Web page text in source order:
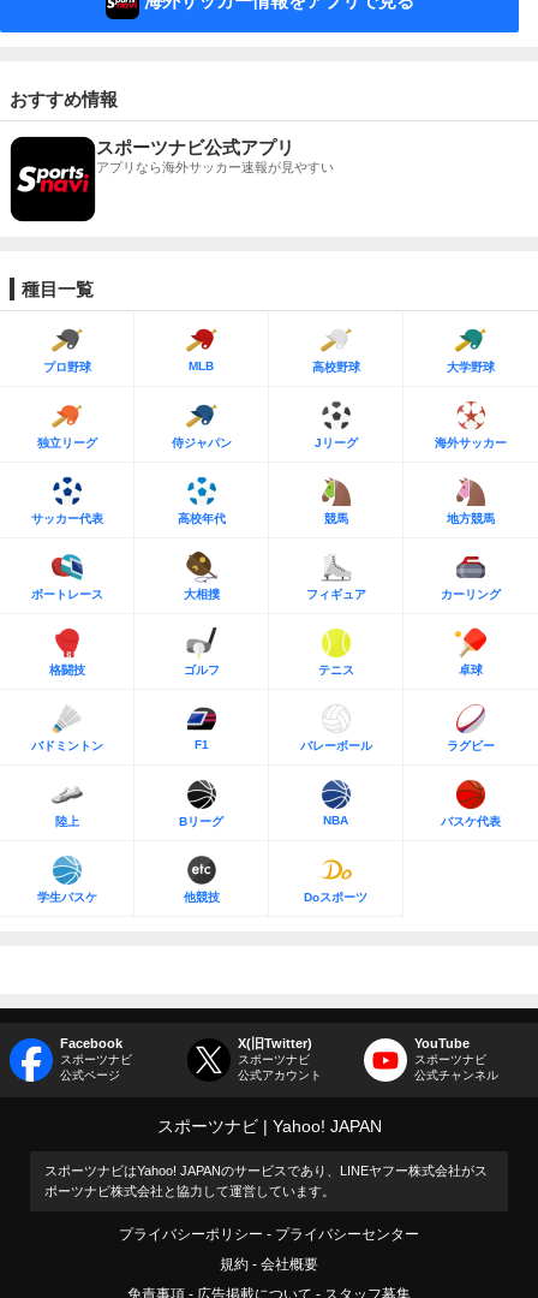
おすすめ情報
スポーツナビ公式アプリ
アプリなら海外サッカー速報が見やすい
種目一覧
プロ野球 MLB 高校野球 大学野球
独立リーグ 侍ジャパン Jリーグ 海外サッカー
サッカー代表 高校年代 競馬 地方競馬
ボートレース 大相撲 フィギュア カーリング
格闘技 ゴルフ テニス 卓球
バドミントン F1 バレーボール ラグビー
陸上 Bリーグ NBA バスケ代表
学生バスケ 他競技 Doスポーツ
Facebook
スポーツナビ
公式ページ
X(旧Twitter)
スポーツナビ
公式アカウント
YouTube
スポーツナビ
公式チャンネル
スポーツナビ Yahoo! JAPAN
スポーツナビはYahoo! JAPANのサービスであり、LINEヤフー株式会社がス
ポーツナビ株式会社と協力して運営しています。
プライバシーポリシー
プライバシーセンター
規約
会社概要
免責事項
広告掲載について スタッフ募集